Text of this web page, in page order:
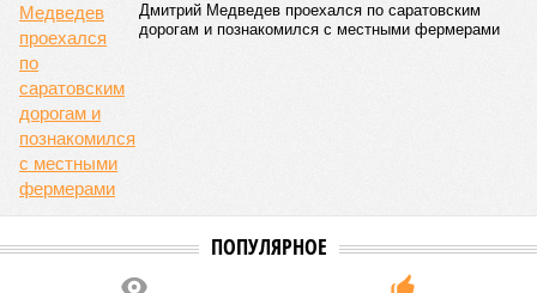
Дмитрий Медведев проехался по саратовским
дорогам и познакомился с местными фермерами
ПОПУЛЯРНОЕ